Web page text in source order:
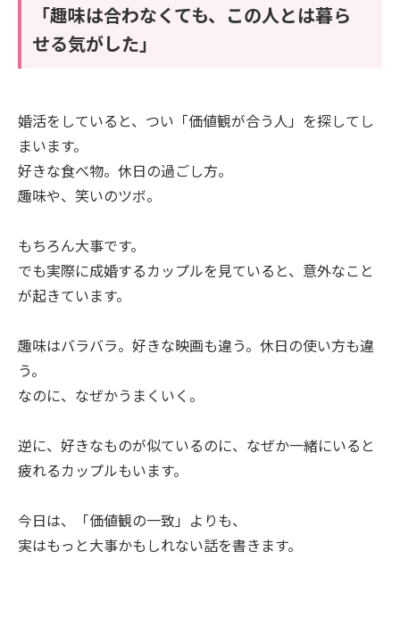
「趣味は合わなくても、この人とは暮ら
せる気がした」
婚活をしていると、つい「価値観が合う人」を探してし
まいます。
好きな食べ物。休日の過ごし方。
趣味や、笑いのツボ。
もちろん大事です。
でも実際に成婚するカップルを見ていると、意外なこと
が起きています。
趣味はバラバラ。好きな映画も違う。休日の使い方も違
う。
なのに、なぜかうまくいく。
逆に、好きなものが似ているのに、なぜか一緒にいると
疲れるカップルもいます。
今日は、「価値観の一致」よりも、
実はもっと大事かもしれない話を書きます。